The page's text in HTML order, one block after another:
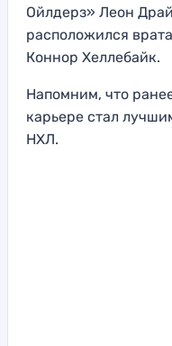
Ойлдерз» Леон
расположился
Коннор Хеллебайк.
Напомним, что
карьере стал
НХЛ.